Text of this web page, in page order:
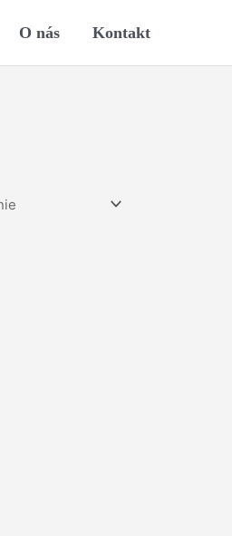
O nás Kontakt